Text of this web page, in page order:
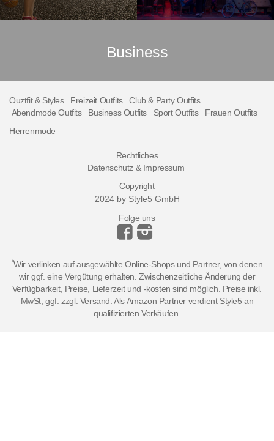
Business
Ouztfit & Styles Freizeit Outfits
Club & Party Outfits
Abendmode Outfits
Business Outfits Sport Outfits
Frauen Outfits
Herrenmode
Rechtliches
Datenschutz & Impressum
Copyright
2024 by Style5 GmbH
Folge uns
*Wir verlinken auf ausgewählte Online-Shops und Partner, von denen
wir ggf. eine Vergütung erhalten. Zwischenzeitliche Änderung der
Verfügbarkeit, Preise, Lieferzeit und -kosten sind möglich. Preise inkl.
MwSt, ggf. zzgl. Versand. Als Amazon Partner verdient Style5 an
qualifizierten Verkäufen.